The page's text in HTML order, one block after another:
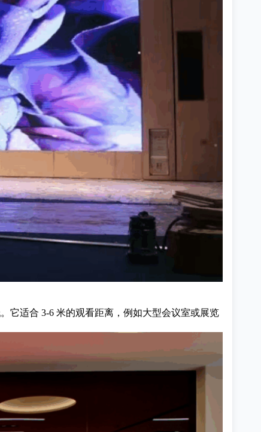
它适合 3-6 米的观看距离，例如大型会议室或展览